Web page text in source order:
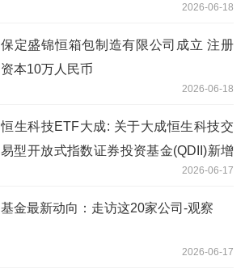
2026-06-18
保定盛锦恒箱包制造有限公司成立 注册
资本10万人民币
2026-06-18
恒生科技ETF大成: 关于大成恒生科技交
易型开放式指数证券投资基金(QDII)新增
2026-06-17
基金最新动向：走访这20家公司-观察
2026-06-17